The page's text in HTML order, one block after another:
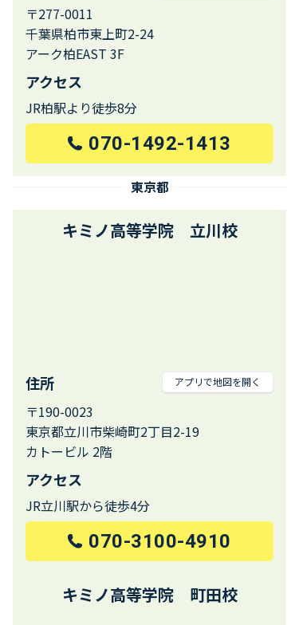
〒277-0011
千葉県柏市東上町2-24
アーク柏EAST 3F
アクセス
JR柏駅より徒歩8分
070-1492-1413
東京都
キミノ高等学院 立川校
住所 アプリで地図を開く
〒190-0023
東京都立川市柴崎町2丁目2-19
カトービル 2階
アクセス
JR立川駅から徒歩4分
070-3100-4910
キミノ高等学院 町田校